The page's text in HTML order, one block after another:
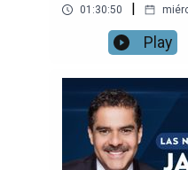
01:30:50
Play